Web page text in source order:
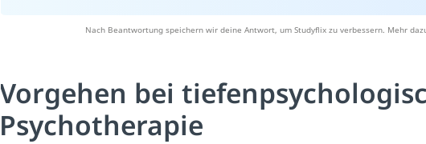
Nach Beantwortung speichern wir deine Antwort, um Studyflix zu verbessern. Mehr
Vorgehen bei
Psychotherapie